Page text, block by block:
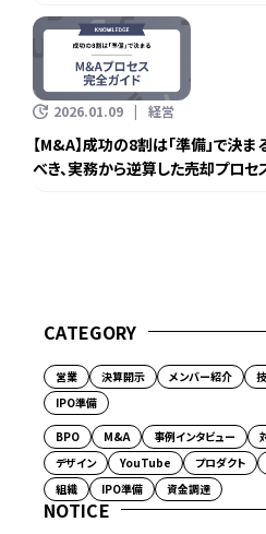
2026.01.09 経営
【M&A】成功の8割は「準備」で決
べき、実務から逆算した売却プロセ
CATEGORY
営業 決算開示 メンバー紹介
IPO準備
BPO M&A 事例インタビュー
デザイン
YouTube プロダクト
組織
IPO準備 資金調達
NOTICE